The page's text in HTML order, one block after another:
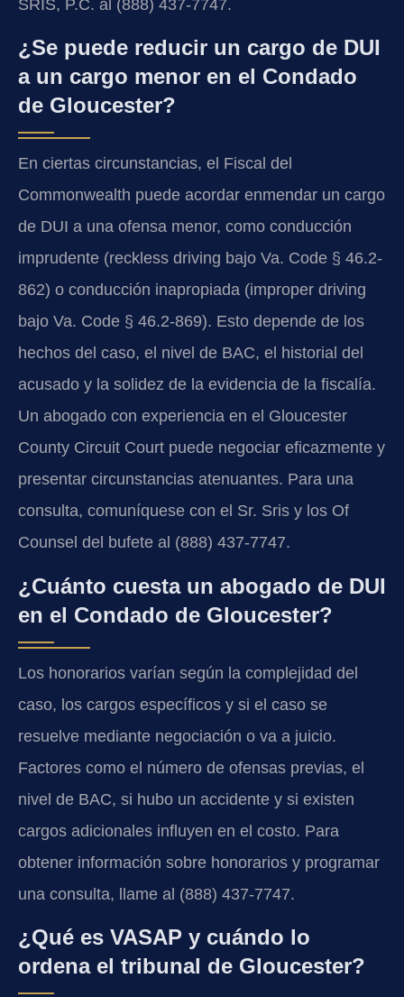
SRIS, P.C. al (888) 437-7747.
¿Se puede reducir un cargo de DUI
a un cargo menor en el Condado
de Gloucester?
En ciertas circunstancias, el Fiscal del
Commonwealth puede acordar enmendar un cargo
de DUI a una ofensa menor, como conducción
imprudente (reckless driving bajo Va. Code § 46.2-
862) o conducción inapropiada (improper driving
bajo Va. Code § 46.2-869). Esto depende de los
hechos del caso, el nivel de BAC, el historial del
acusado y la solidez de la evidencia de la fiscalía.
Un abogado con experiencia en el Gloucester
County Circuit Court puede negociar eficazmente y
presentar circunstancias atenuantes. Para una
consulta, comuníquese con el Sr. Sris y los Of
Counsel del bufete al (888) 437-7747.
¿Cuánto cuesta un abogado de DUI
en el Condado de Gloucester?
Los honorarios varían según la complejidad del
caso, los cargos específicos y si el caso se
resuelve mediante negociación o va a juicio.
Factores como el número de ofensas previas, el
nivel de BAC, si hubo un accidente y si existen
cargos adicionales influyen en el costo. Para
obtener información sobre honorarios y programar
una consulta, llame al (888) 437-7747.
¿Qué es VASAP y cuándo lo
ordena el tribunal de Gloucester?